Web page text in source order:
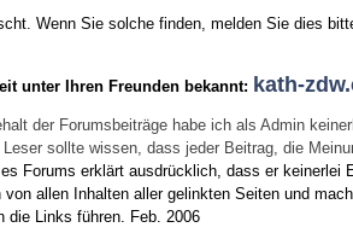
Wenn Sie solche finden, melden Sie dies
unter Ihren Freunden bekannt: kath-
der Forumsbeiträge habe ich als Admin
sollte wissen, dass jeder Beitrag, die
Forums erklärt ausdrücklich, dass er
allen Inhalten aller gelinkten Seiten und
die Links führen. Feb. 2006